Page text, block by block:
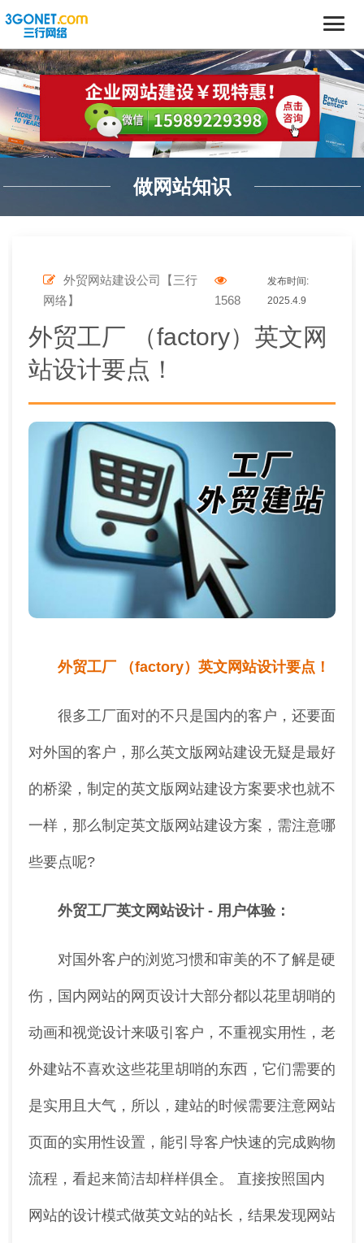
做网站知识
外贸网站建设公司【三行
网络】
1568
发布时间:
2025.4.9
外贸工厂 （factory）英文网
站设计要点！
外贸工厂 （factory）英文网站设计要点！
很多工厂面对的不只是国内的客户，还要面
对外国的客户，那么英文版网站建设无疑是最好
的桥梁，制定的英文版网站建设方案要求也就不
一样，那么制定英文版网站建设方案，需注意哪
些要点呢?
外贸工厂英文网站设计 - 用户体验：
对国外客户的浏览习惯和审美的不了解是硬
伤，国内网站的网页设计大部分都以花里胡哨的
动画和视觉设计来吸引客户，不重视实用性，老
外建站不喜欢这些花里胡哨的东西，它们需要的
是实用且大气，所以，建站的时候需要注意网站
页面的实用性设置，能引导客户快速的完成购物
流程，看起来简洁却样样俱全。 直接按照国内
网站的设计模式做英文站的站长，结果发现网站